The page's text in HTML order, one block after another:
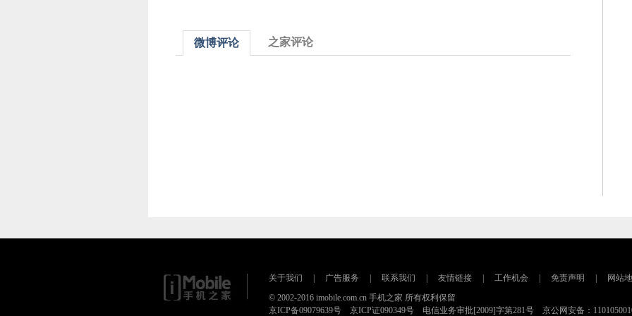
微博评论 之家评论
关于我们 广告服务 联系我们 友情链接 工作机会 免责声明 网站
© 2002-2016 imobile.com.cn 手机之家 所有权利保留
京ICP备09079639号 京ICP证090349号 电信业务审批[2009]字第281号 京公网安备：